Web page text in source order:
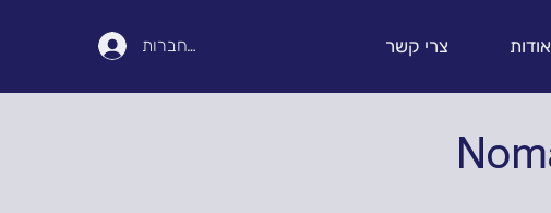
להתחברות אודות צרי קשר